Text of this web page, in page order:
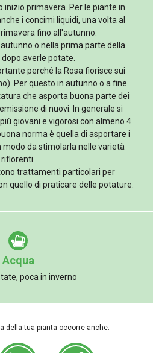
inizio primavera. Per le piante in
i concimi liquidi, una volta al
fino all'autunno.
autunno o nella prima parte della
averle potate.
perché la Rosa fiorisce sui
Per questo in autunno o a fine
che asporta buona parte dei
di nuovi. In generale si
giovani e vigorosi con almeno 4
norma è quella di asportare i
da stimolarla nelle varietà
rifiorenti.
trattamenti particolari per
quello di praticare delle potature.
Acqua
poca in inverno
della tua pianta occorre anche: